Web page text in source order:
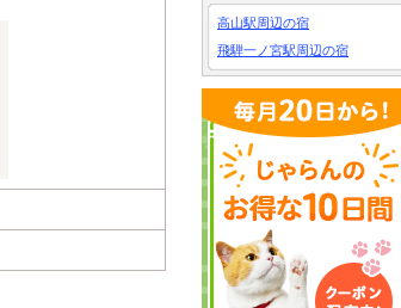
高山駅周辺の宿
飛騨一ノ宮駅周辺の宿